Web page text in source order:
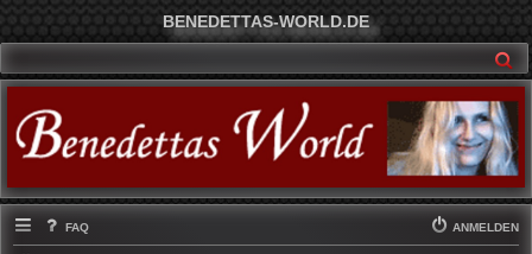
BENEDETTAS-WORLD.DE
FAQ ANMELDEN